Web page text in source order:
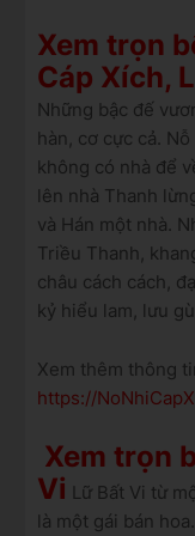
Xem trọn
Cáp Xích,
Những bậc đế
hàn, cơ cực cả.
không có nhà để
lên nhà Thanh
và Hán một nhà.
Triều Thanh,
châu cách cách,
kỷ hiểu lam, lưu
Xem thêm thông
https://
Xem trọn
Vi Lữ Bất Vi từ
là một gái bán